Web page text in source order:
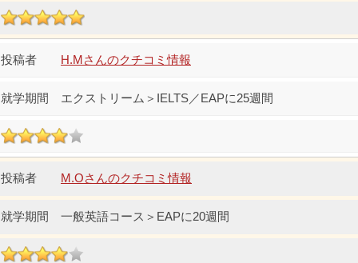
H.Mさんのクチコミ情報
エクストリーム＞IELTS／EAPに25週間
M.Oさんのクチコミ情報
一般英語コース＞EAPに20週間